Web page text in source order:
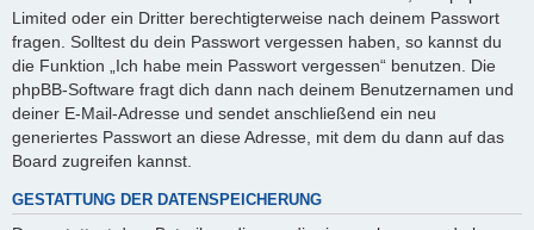
Limited oder ein Dritter berechtigterweise nach deinem Passwort
fragen. Solltest du dein Passwort vergessen haben, so kannst du
die Funktion „Ich habe mein Passwort vergessen“ benutzen. Die
phpBB-Software fragt dich dann nach deinem Benutzernamen und
deiner E-Mail-Adresse und sendet anschließend ein neu
generiertes Passwort an diese Adresse, mit dem du dann auf das
Board zugreifen kannst.
GESTATTUNG DER DATENSPEICHERUNG